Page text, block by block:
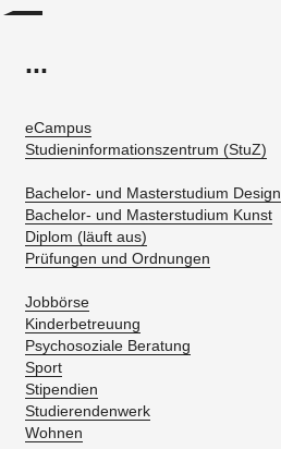
...
eCampus
Studieninformationszentrum (StuZ)
Bachelor- und Masterstudium Design
Bachelor- und Masterstudium Kunst
Diplom (läuft aus)
Prüfungen und Ordnungen
Jobbörse
Kinderbetreuung
Psychosoziale Beratung
Sport
Stipendien
Studierendenwerk
Wohnen